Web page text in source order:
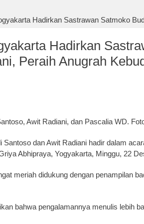
Hadirkan Sastrawan Satmoko
Hadirkan
Peraih Anugrah
Awit Radiani, dan Pascalia WD.
dan Awit Radiani hadir dalam
Abhipraya, Yogyakarta, Minggu, 22
meriah didukung dengan penampilan
bahwa pengalamannya menulis lebih